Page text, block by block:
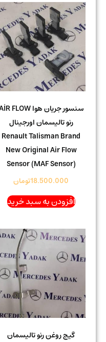
سنسور جریان هوا AİR FLOW
رنو تالیسمان اورجینال
Renault Talisman Brand
New Original Air Flow
Sensor (MAF Sensor)
18.500.000تومان
افزودن به سبد خرید
گیج روغن رنو تالیسمان